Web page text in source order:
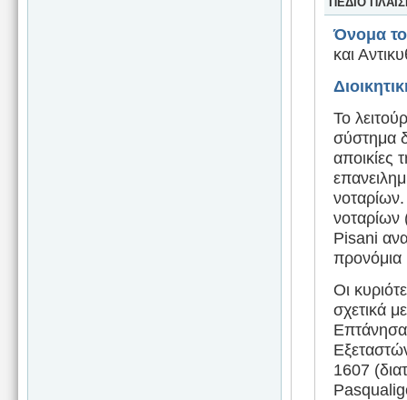
Όνομα
και
Το
σύστημα
αποικίες
νοταρίων
Pisani
προνόμια
Οι
σχετικά
1607